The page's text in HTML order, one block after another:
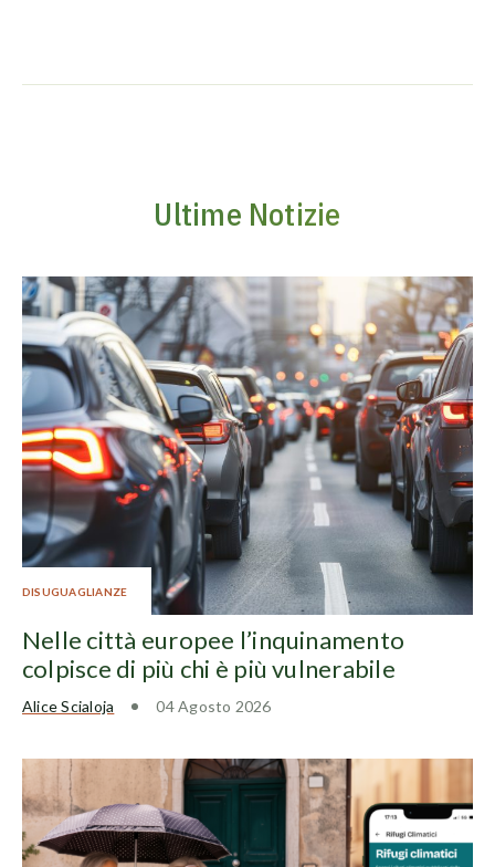
Ultime Notizie
DISUGUAGLIANZE
Nelle città europee l’inquinamento
colpisce di più chi è più vulnerabile
Alice Scialoja 04 Agosto 2026